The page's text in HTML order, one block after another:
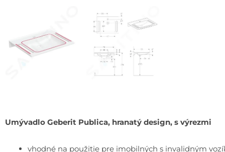
Umývadlo Geberit Publica, hranatý design, s výrezmi
vhodné na použitie pre imobilných s invalidným